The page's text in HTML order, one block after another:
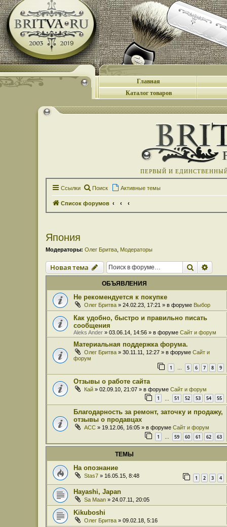
Главная
Каталог товаров
ПЕРВЫЙ И
Ссылки Поиск Активные темы
Список форумов
Япония
Модераторы: Олег Бритва Модераторы
Новая тема Поиск
ОБЪЯВЛЕНИЯ
Не рекомендуется к покупке
Олег Бритва » 24.02.23, 17:21 » в форуме Выбор
Как удобно, быстро и правильно писать
сообщения
Aleks Ander » 03.06.14, 14:56 » в форуме Сайт и форум
Материальная поддержка форума.
Олег Бритва » 30.11.11, 12:27 » в форуме Сайт и
форум
1 … 5 6 7 8 9
Отзывы о работе сайта
Кай » 02.09.10, 21:07 » в форуме Сайт и форум
1 51 52 53 54 55
Благодарность за ремонт, заточку и продажу,
отзывы о продавцах
ACC » 19.12.06, 16:05 » в форуме Сайт и форум
1 … 59 60 61 62 63
ТЕМЫ
На опознание
Stas7 » 16.05.15, 8:48 1 2 3 4
Hayashi, Japan
Sa Maan » 24.07.11, 20:05
Kikuboshi
Олег Бритва » 09.02.18, 5:16